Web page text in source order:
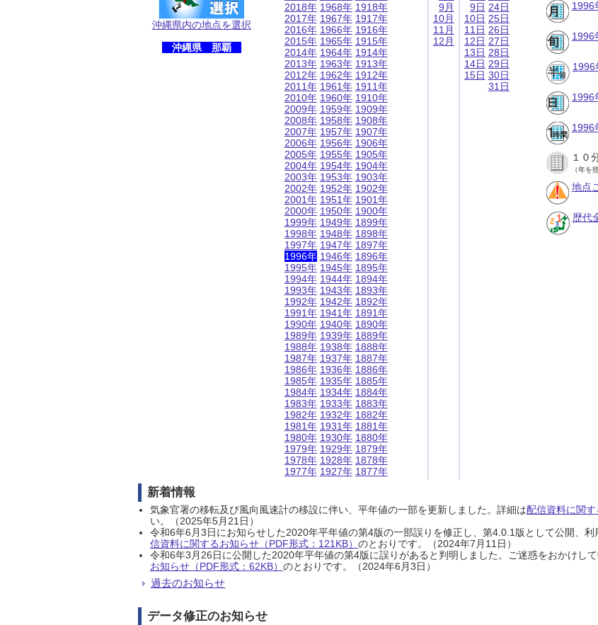
沖縄県内の地点を選択
沖縄県 那覇
2018年
2017年
2016年
2015年
2014年
2013年
2012年
2011年
2010年
2009年
2008年
2007年
2006年
2005年
2004年
2003年
2002年
2001年
2000年
1999年
1998年
1997年
1996年
1995年
1994年
1993年
1992年
1991年
1990年
1989年
1988年
1987年
1986年
1985年
1984年
1983年
1982年
1981年
1980年
1979年
1978年
1977年
1968年
1967年
1966年
1965年
1964年
1963年
1962年
1961年
1960年
1959年
1958年
1957年
1956年
1955年
1954年
1953年
1952年
1951年
1950年
1949年
1948年
1947年
1946年
1945年
1944年
1943年
1942年
1941年
1940年
1939年
1938年
1937年
1936年
1935年
1934年
1933年
1932年
1931年
1930年
1929年
1928年
1927年
1918年
1917年
1916年
1915年
1914年
1913年
1912年
1911年
1910年
1909年
1908年
1907年
1906年
1905年
1904年
1903年
1902年
1901年
1900年
1899年
1898年
1897年
1896年
1895年
1894年
1893年
1892年
1891年
1890年
1889年
1888年
1887年
1886年
1885年
1884年
1883年
1882年
1881年
1880年
1879年
1878年
1877年
9月
10月
11月
12月
9日
10日
11日
12日
13日
14日
15日
24日
25日
26日
27日
28日
29日
30日
31日
1996
1996
1996
1996
1996
１０
（年を
地点
歴代
新着情報
気象官署の移転及び風向風速計の移設に伴い、平年値の一部を更新しました。詳細は配信資料に関す
い。（2025年5月21日）
令和6年6月3日にお知らせした2020年平年値の第4版の一部誤りを修正し、第4.0.1版として公開、
信資料に関するお知らせ（PDF形式：121KB） のとおりです。（2024年7月11日）
令和6年3月26日に公開した2020年平年値の第4版に誤りがあると判明しました。ご迷惑をおかけし
お知らせ（PDF形式：62KB） のとおりです。（2024年6月3日）
過去のお知らせ
データ修正のお知らせ